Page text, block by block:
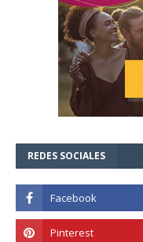
REDES SOCIALES